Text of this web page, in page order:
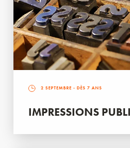
2 SEPTEMBRE - DÈS 7 ANS
IMPRESSIONS